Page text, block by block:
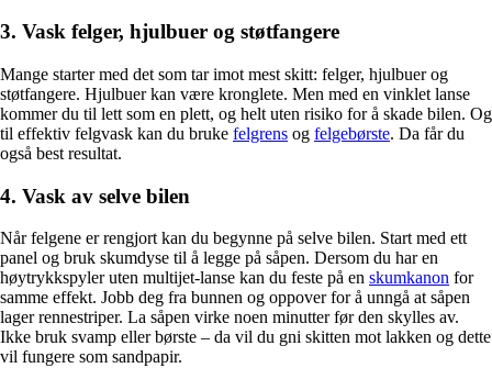
3. Vask felger, hjulbuer og støtfangere
Mange starter med det som tar imot mest skitt: felger, hjulbuer og
støtfangere. Hjulbuer kan være kronglete. Men med en vinklet lanse
kommer du til lett som en plett, og helt uten risiko for å skade bilen. Og
til effektiv felgvask kan du bruke felgrens og felgebørste. Da får du
også best resultat.
4. Vask av selve bilen
Når felgene er rengjort kan du begynne på selve bilen. Start med ett
panel og bruk skumdyse til å legge på såpen. Dersom du har en
høytrykkspyler uten multijet-lanse kan du feste på en skumkanon for
samme effekt. Jobb deg fra bunnen og oppover for å unngå at såpen
lager rennestriper. La såpen virke noen minutter før den skylles av.
Ikke bruk svamp eller børste – da vil du gni skitten mot lakken og dette
vil fungere som sandpapir.